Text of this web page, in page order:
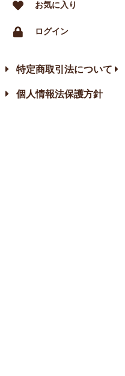
お気に入り
ログイン
特定商取引法について
個人情報法保護方針